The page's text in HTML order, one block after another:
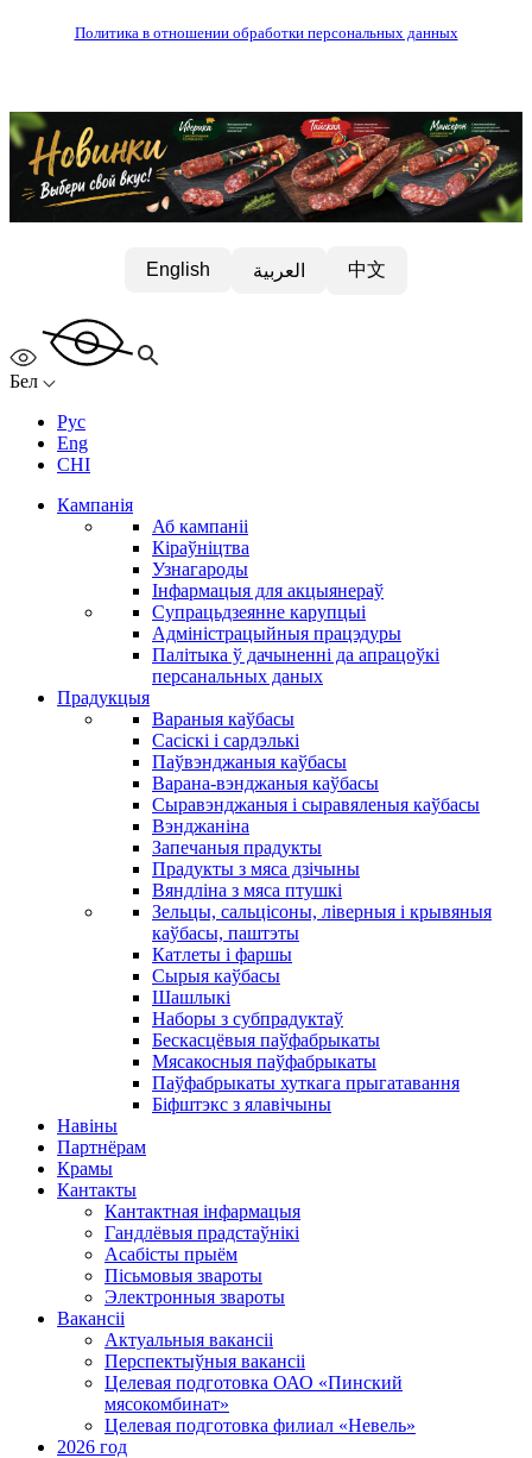
Политика в отношении обработки персональных данных
English العربية 中文
Бел
Рус
Eng
CHI
Кампанія
Аб кампаніі
Кіраўніцтва
Узнагароды
Інфармацыя для акцыянераў
Супрацьдзеянне карупцыі
Адміністрацыйныя працэдуры
Палітыка ў дачыненні да апрацоўкі
персанальных даных
Прадукцыя
Вараныя каўбасы
Сасіскі і сардэлькі
Паўвэнджаныя каўбасы
Варана-вэнджаныя каўбасы
Сыравэнджаныя і сыравяленыя каўбасы
Вэнджаніна
Запечаныя прадукты
Прадукты з мяса дзічыны
Вяндліна з мяса птушкі
Зельцы, сальцісоны, ліверныя і крывяныя
каўбасы, паштэты
Катлеты і фаршы
Сырыя каўбасы
Шашлыкі
Наборы з субпрадуктаў
Бескасцёвыя паўфабрыкаты
Мясакосныя паўфабрыкаты
Паўфабрыкаты хуткага прыгатавання
Біфштэкс з ялавічыны
Навіны
Партнёрам
Крамы
Кантакты
Кантактная інфармацыя
Гандлёвыя прадстаўнікі
Асабісты прыём
Пісьмовыя звароты
Электронныя звароты
Вакансіі
Актуальныя вакансіі
Перспектыўныя вакансіі
Целевая подготовка ОАО «Пинский
мясокомбинат»
Целевая подготовка филиал «Невель»
2026 год